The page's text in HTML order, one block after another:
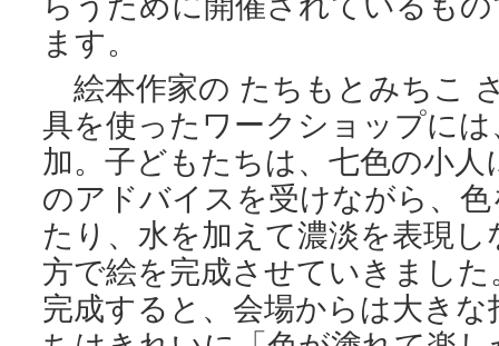
ます。
絵本作家の たちもとみちこ
具を使ったワークショップに
加。子どもたちは、七色の小
のアドバイスを受けながら、
たり、水を加えて濃淡を表現
方で絵を完成させていきまし
完成すると、会場からは大き